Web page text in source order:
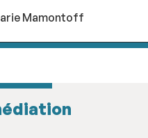
Mamontoff